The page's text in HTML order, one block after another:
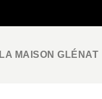
LA MAISON GLÉNAT